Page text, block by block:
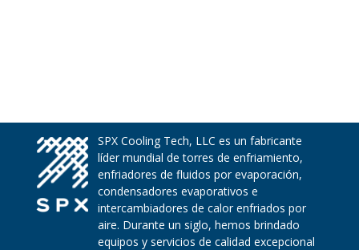
SPX Cooling Tech, LLC es un fabricante
líder mundial de torres de enfriamiento,
enfriadores de fluidos por evaporación,
condensadores evaporativos e
intercambiadores de calor enfriados por
aire. Durante un siglo, hemos brindado
equipos y servicios de calidad excepcional